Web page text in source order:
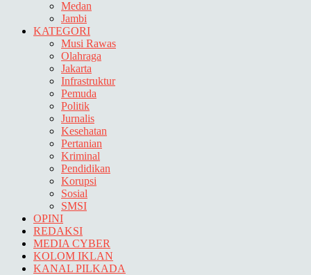
Medan
Jambi
KATEGORI
Musi Rawas
Olahraga
Jakarta
Infrastruktur
Pemuda
Politik
Jurnalis
Kesehatan
Pertanian
Kriminal
Pendidikan
Korupsi
Sosial
SMSI
OPINI
REDAKSI
MEDIA CYBER
KOLOM IKLAN
KANAL PILKADA